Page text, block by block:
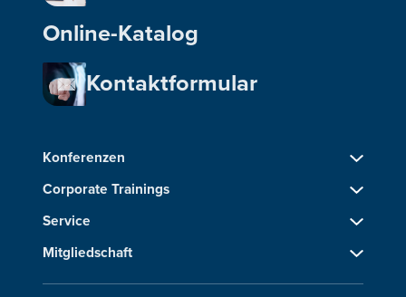
Online-Katalog
Kontaktformular
Konferenzen
Corporate Trainings
Service
Mitgliedschaft